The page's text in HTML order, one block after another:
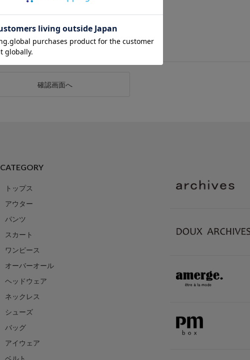
CATEGORY
トップス
アウター
パンツ
スカート
ワンピース
オーバーオール
ヘッドウェア
ネックレス
シューズ
バッグ
アイウェア
ベルト